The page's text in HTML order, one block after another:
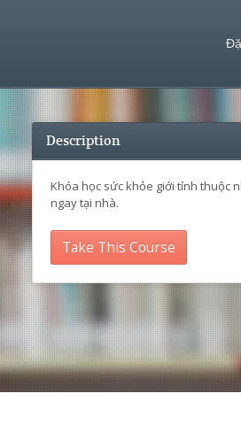
Description
Khóa học sức khỏe giới tính thuộc
ngay tại nhà.
Take This Course